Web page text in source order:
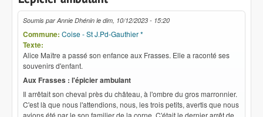
Soumis parAnnie Dhénin le dim, 10/12/2023 - 15:20
Commune: Coise - St J.Pd-Gauthier *
Texte:
Alice Maître a passé son enfance aux Frasses. Elle a raconté ses
souvenirs d'enfant.
Aux Frasses : l'épicier ambulant
Il arrêtait son cheval près du château, à l'ombre du gros marronnier.
C'est là que nous l'attendions, nous, les trois petits, avertis que nous
avions été par le son familier de la corne. C'était le dernier arrêt de